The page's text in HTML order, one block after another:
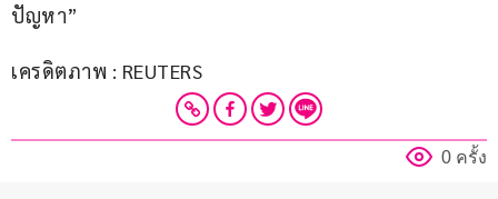
ปัญหา”
เครดิตภาพ : REUTERS
0 ครั้ง